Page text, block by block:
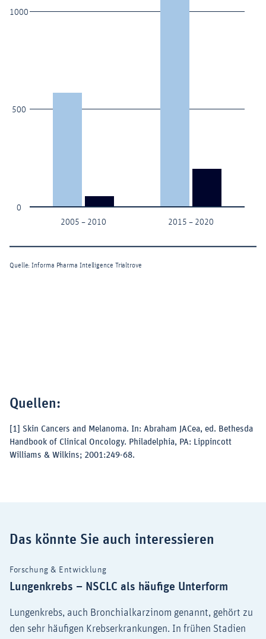
Quellen:
[1]
Skin Cancers and Melanoma. In: Abraham JACea, ed. Bethesda
Handbook of Clinical Oncology. Philadelphia, PA: Lippincott
Williams & Wilkins; 2001:249-68.
Das könnte Sie auch interessieren
Forschung & Entwicklung
Lungenkrebs – NSCLC als häufige Unterform
Lungenkrebs, auch Bronchialkarzinom genannt, gehört zu
den sehr häufigen Krebserkrankungen. In frühen Stadien